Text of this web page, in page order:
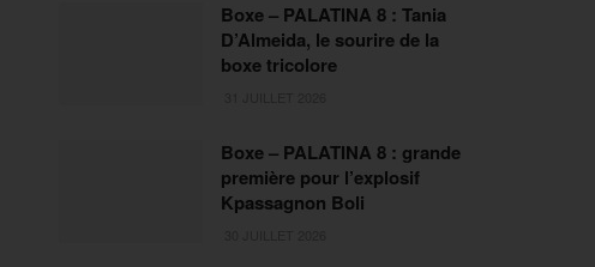
Boxe – PALATINA 8 : Tania
D’Almeida, le sourire de la
boxe tricolore
Boxe – PALATINA 8 : grande
première pour l’explosif
Kpassagnon Boli